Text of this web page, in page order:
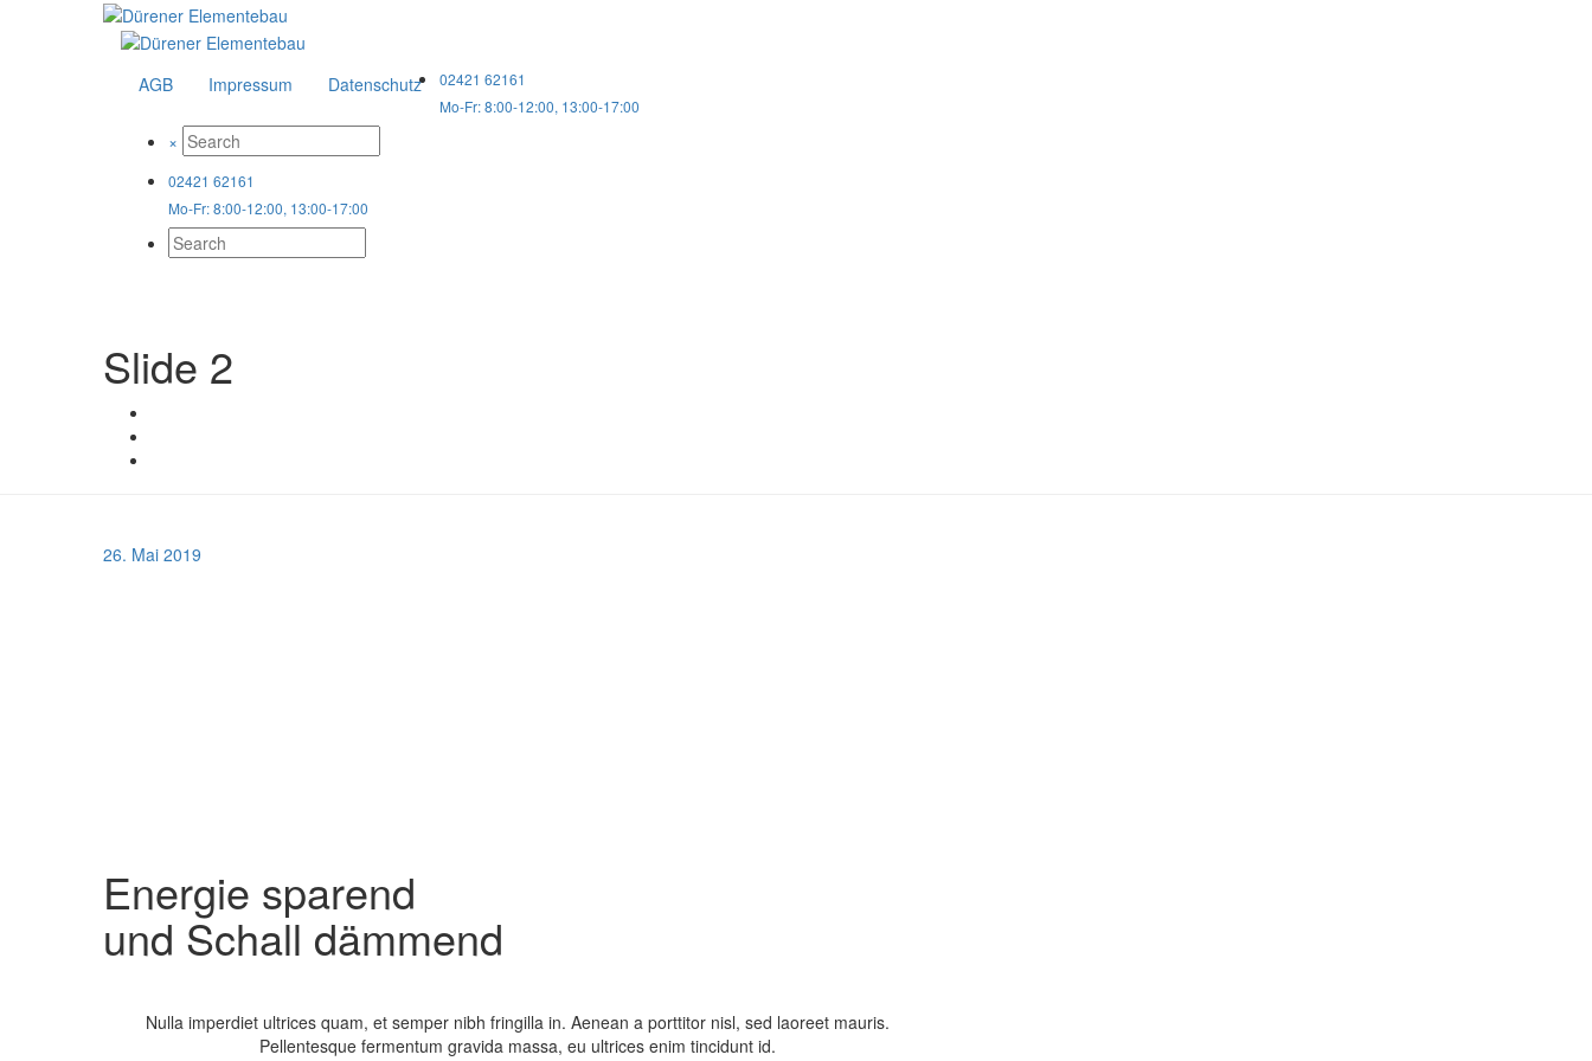
AGB Impressum Datenschutz
02421 62161
Mo-Fr: 8:00-12:00, 13:00-17:00
×
02421 62161
Mo-Fr: 8:00-12:00, 13:00-17:00
Slide 2
26. Mai 2019
Energie sparend
und Schall dämmend
Nulla imperdiet ultrices quam, et semper nibh fringilla in. Aenean a porttitor nisl, sed laoreet mauris.
Pellentesque fermentum gravida massa, eu ultrices enim tincidunt id.